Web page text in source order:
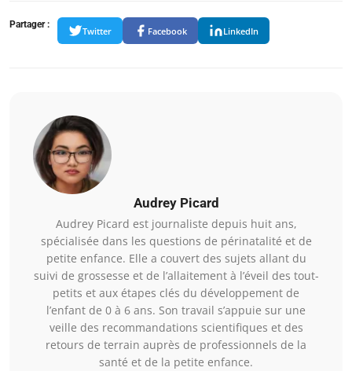
Partager :
Twitter Facebook LinkedIn
Audrey Picard
Audrey Picard est journaliste depuis huit ans,
spécialisée dans les questions de périnatalité et de
petite enfance. Elle a couvert des sujets allant du
suivi de grossesse et de l’allaitement à l’éveil des tout-
petits et aux étapes clés du développement de
l’enfant de 0 à 6 ans. Son travail s’appuie sur une
veille des recommandations scientifiques et des
retours de terrain auprès de professionnels de la
santé et de la petite enfance.